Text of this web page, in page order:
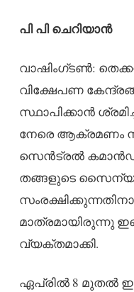
പി പി ചെറിയാൻ
വാഷിംഗ്ടൺ:
വിക്ഷേപണ
സ്ഥാപിക്കാൻ
നേരെ ആക്രമണം
സെൻട്രൽ കമാൻഡ്
തങ്ങളുടെ
വ്യക്തമാക്കി.
ഏപ്രിൽ 8 മുതൽ